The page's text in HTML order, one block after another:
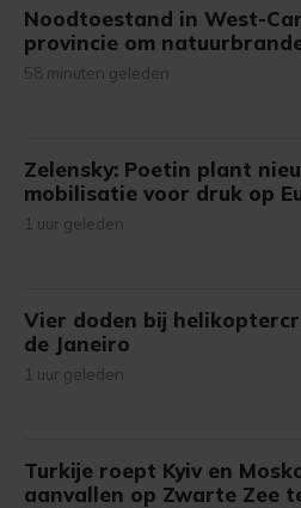
Noodtoestand in West-
provincie om
58 minuten geleden
Zelensky: Poetin plant
mobilisatie voor druk op
1 uur geleden
Vier doden bij
de Janeiro
1 uur geleden
Turkije roept Kyiv en
aanvallen op Zwarte Zee